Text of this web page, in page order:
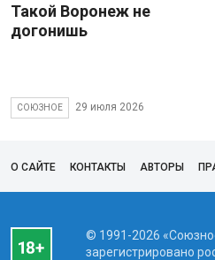
Такой Воронеж не
догонишь
СОЮЗНОЕ 29 июля 2026
О САЙТЕ КОНТАКТЫ АВТОРЫ
© 1991-2026
зарегистрировано